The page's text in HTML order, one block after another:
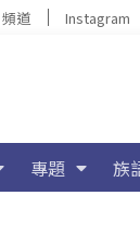
道 Instagram
專題 族